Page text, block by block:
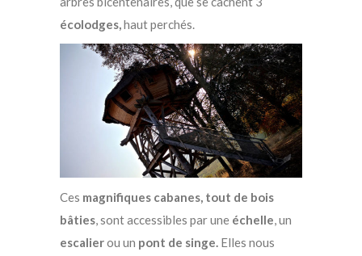
écolodges,haut perchés.
Ces magnifiques cabanes, tout de bois
bâties, sont accessibles par une échelle, un
escalierou un pont de singe. Elles nous